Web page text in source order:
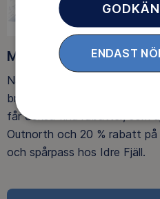
Medlemsförmåner
När du blir medlem får du
brevlåda, med tips, tester
får också fina rabatter, som
Outnorth och 20 % rabatt
och spårpass hos Idre Fjäll.
ENDAST